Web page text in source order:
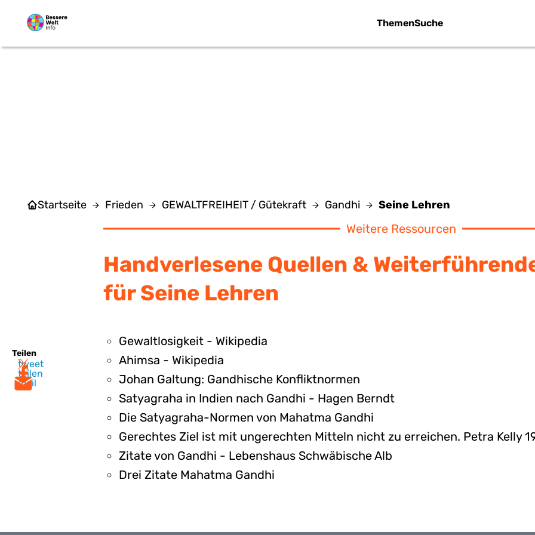
ThemenSuche
Teilen
tweet
teilen
mail
Startseite Frieden GEWALTFREIHEIT / Gütekraft Gandhi Seine Lehren
Weitere Ressourcen
Handverlesene Quellen &
für Seine Lehren
Gewaltlosigkeit - Wikipedia
Ahimsa - Wikipedia
Johan Galtung: Gandhische Konfliktnormen
Satyagraha in Indien nach Gandhi - Hagen Berndt
Die Satyagraha-Normen von Mahatma Gandhi
Gerechtes Ziel ist mit ungerechten Mitteln nicht zu erreichen. Petra Kelly
Zitate von Gandhi - Lebenshaus Schwäbische Alb
Drei Zitate Mahatma Gandhi